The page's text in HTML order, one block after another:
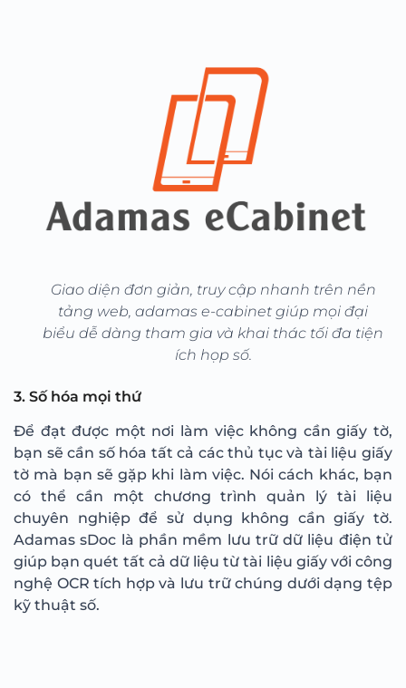
Giao diện đơn giản, truy cập nhanh trên nền
tảng web, adamas e-cabinet giúp mọi đại
biểu dễ dàng tham gia và khai thác tối đa tiện
ích họp số.
3. Số hóa mọi thứ
Để đạt được một nơi làm việc không cần giấy tờ,
bạn sẽ cần số hóa tất cả các thủ tục và tài liệu giấy
tờ mà bạn sẽ gặp khi làm việc. Nói cách khác, bạn
có thể cần một chương trình quản lý tài liệu
chuyên nghiệp để sử dụng không cần giấy tờ.
Adamas sDoc là phần mềm lưu trữ dữ liệu điện tử
giúp bạn quét tất cả dữ liệu từ tài liệu giấy với công
nghệ OCR tích hợp và lưu trữ chúng dưới dạng tệp
kỹ thuật số.